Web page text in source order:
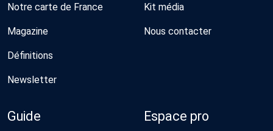
Notre carte de France
Magazine
Définitions
Newsletter
Kit média
Nous contacter
Guide Espace pro